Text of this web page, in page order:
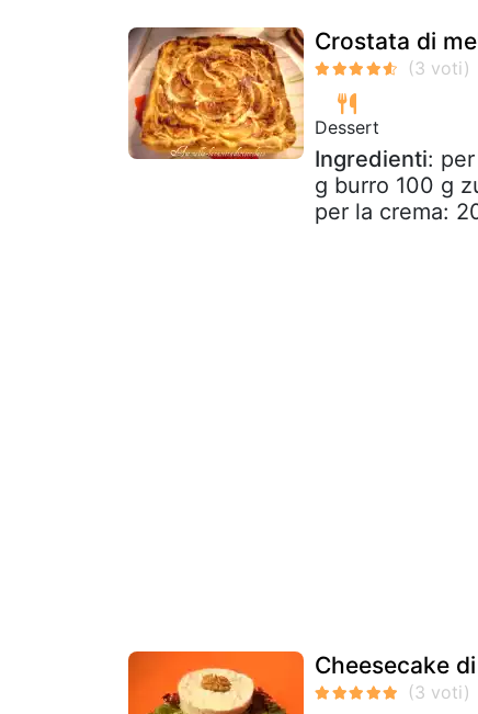
Crostata di
Dessert
Ingredienti:
g burro 100 g
per la crema:
Cheesecake